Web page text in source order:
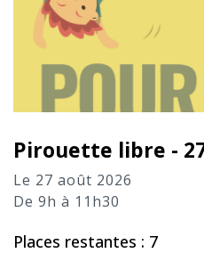
Pirouette libre -
Le 27 août 2026
De 9h à 11h30
Places restantes : 7